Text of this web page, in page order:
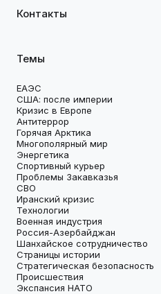
Контакты
Темы
ЕАЭС
США: после империи
Кризис в Европе
Антитеррор
Горячая Арктика
Многополярный мир
Энергетика
Спортивный курьер
Проблемы Закавказья
СВО
Иранский кризис
Технологии
Военная индустрия
Россия-Азербайджан
Шанхайское сотрудничество
Страницы истории
Стратегическая безопасность
Происшествия
Экспансия НАТО